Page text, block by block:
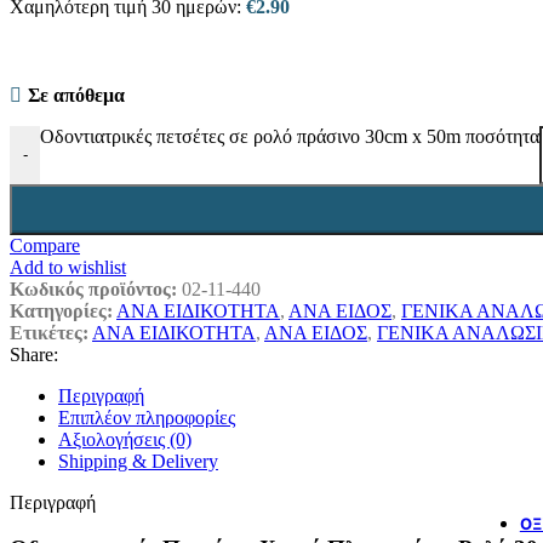
Χαμηλότερη τιμή 30 ημερών: €2.90
Σε απόθεμα
-
Οδοντιατρικές πετσέτες σε ρολό πράσινο 30cm x 50m ποσότητα
Compare
Add to wishlist
Κωδικός προϊόντος: 02-11-440
Κατηγορίες: ΑΝΑ ΕΙΔΙΚΟΤΗΤΑ, ΑΝΑ ΕΙΔΟΣ, ΓΕΝΙΚΑ
Ετικέτες: ΑΝΑ ΕΙΔΙΚΟΤΗΤΑ, ΑΝΑ ΕΙΔΟΣ, ΓΕΝΙΚΑ
Share:
Περιγραφή
Επιπλέον πληροφορίες
Αξιολογήσεις (0)
Shipping & Delivery
Περιγραφή